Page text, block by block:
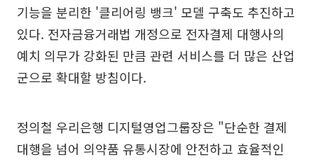
기능을 분리한 '클리어링 뱅크' 모델 구축도 추진하고
있다. 전자금융거래법 개정으로 전자결제 대행사의
예치 의무가 강화된 만큼 관련 서비스를 더 많은 산업
군으로 확대할 방침이다.
정의철 우리은행 디지털영업그룹장은 "단순한 결제
대행을 넘어 의약품 유통시장에 안전하고 효율적인